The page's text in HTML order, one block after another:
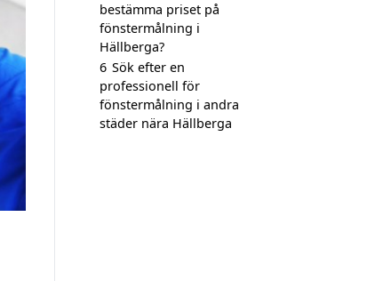
bestämma priset på
fönstermålning i
Hällberga?
6 Sök efter en
professionell för
fönstermålning i andra
städer nära Hällberga